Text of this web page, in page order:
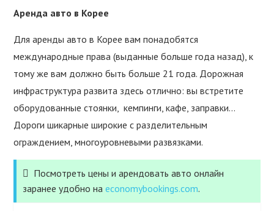
Аренда авто в Корее
Для аренды авто в Корее вам понадобятся
международные права (выданные больше года назад), к
тому же вам должно быть больше 21 года. Дорожная
инфраструктура развита здесь отлично: вы встретите
оборудованные стоянки, кемпинги, кафе, заправки…
Дороги шикарные широкие с разделительным
ограждением, многоуровневыми развязками.
Посмотреть цены и арендовать авто онлайн
заранее удобно наeconomybookings.com.